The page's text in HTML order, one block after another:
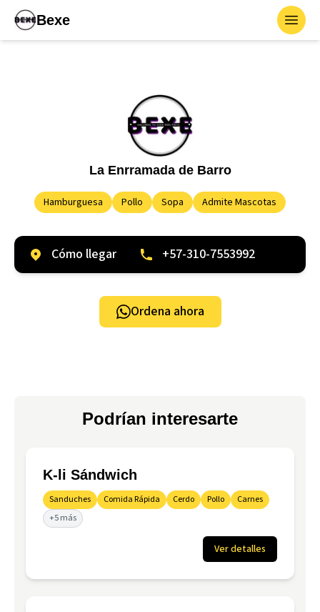
Bexe
La Enrramada de Barro
Hamburguesa Pollo Sopa Admite Mascotas
Cómo llegar +57-310-7553992
Ordena ahora
Podrían interesarte
K-li Sándwich
Sanduches Comida Rápida Cerdo Pollo
Carnes
+5 más
Ver detalles